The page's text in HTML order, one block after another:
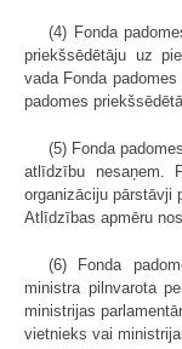
(4) Fonda
priekšsēdētāju uz
vada Fonda
padomes
(5) Fonda
atlīdzību nesaņem.
organizāciju pārstāvji
Atlīdzības apmēru
(6) Fonda
ministra pilnvarota
ministrijas
vietnieks vai